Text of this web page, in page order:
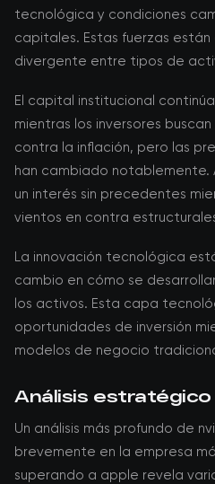
tecnológica y condiciones
capitales. Estas fuerzas
divergente entre tipos de
El capital institucional
mientras los inversores
contra la inflación, pero las
han cambiado notablemente.
un interés sin precedentes
vientos en contra
La innovación tecnológica
cambio en cómo se
los activos. Esta capa
oportunidades de inversión
modelos de negocio
Análisis estratégico
Un análisis más profundo de
brevemente en la empresa
superando a apple revela